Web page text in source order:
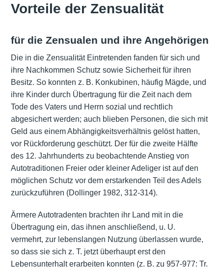
Vorteile der Zensualität
für die Zensualen und ihre Angehörigen
Die in die Zensualität Eintretenden fanden für sich und
ihre Nachkommen Schutz sowie Sicherheit für ihren
Besitz. So konnten z. B. Konkubinen, häufig Mägde, und
ihre Kinder durch Übertragung für die Zeit nach dem
Tode des Vaters und Herrn sozial und rechtlich
abgesichert werden; auch blieben Personen, die sich mit
Geld aus einem Abhängigkeitsverhältnis gelöst hatten,
vor Rückforderung geschützt. Der für die zweite Hälfte
des 12. Jahrhunderts zu beobachtende Anstieg von
Autotraditionen Freier oder kleiner Adeliger ist auf den
möglichen Schutz vor dem erstarkenden Teil des Adels
zurückzuführen (Dollinger 1982, 312-314).
Ärmere Autotradenten brachten ihr Land mit in die
Übertragung ein, das ihnen anschließend, u. U.
vermehrt, zur lebenslangen Nutzung überlassen wurde,
so dass sie sich z. T. jetzt überhaupt erst den
Lebensunterhalt erarbeiten konnten (z. B. zu 957-977: Tr.